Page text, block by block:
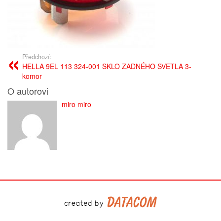
Předchozí:
HELLA 9EL 113 324-001 SKLO ZADNÉHO SVETLA 3-
komor
O autorovi
miro miro